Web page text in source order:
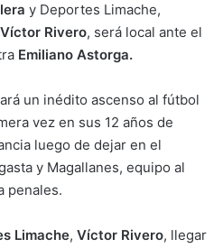
y Deportes Limache,
Víctor Rivero, será local ante el
Emiliano Astorga.
un inédito ascenso al fútbol
vez en sus 12 años de
luego de dejar en el
y Magallanes, equipo al
penales.
Limache, Víctor Rivero, llegar